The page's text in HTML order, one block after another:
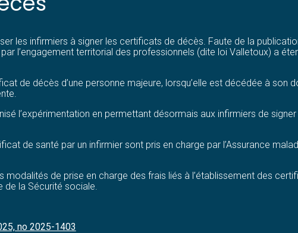
les infirmiers à signer les certificats de décès. Faute de la
l’engagement territorial des professionnels (dite loi Valletoux) a
de décès d’une personne majeure, lorsqu’elle est décédée à son
l’expérimentation en permettant désormais aux infirmiers de
de santé par un infirmier sont pris en charge par l’Assurance
de prise en charge des frais liés à l’établissement des
de la Sécurité sociale.
no 2025-1403